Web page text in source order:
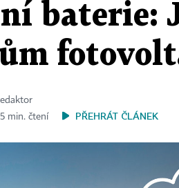
baterie:
min. čtení
PŘEHRÁT ČLÁNEK